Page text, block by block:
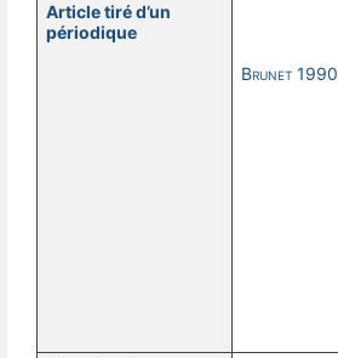
Article tiré d’un
périodique
Brunet1990